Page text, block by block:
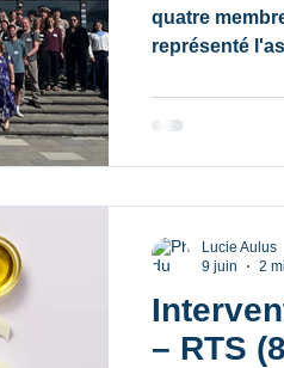
quatre
représenté
et
expéditions
– RTS
Lucie Aulus
9 juin
2